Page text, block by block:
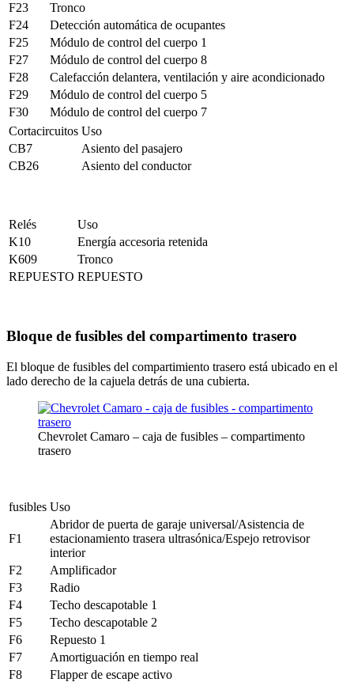
F23
Tronco
F24
Detección automática de ocupantes
F25
Módulo de control del cuerpo 1
F27
Módulo de control del cuerpo 8
F28
Calefacción delantera, ventilación y aire acondicionado
F29
Módulo de control del cuerpo 5
F30
Módulo de control del cuerpo 7
Cortacircuitos Uso
CB7
Asiento del pasajero
CB26
Asiento del conductor
Relés
Uso
K10
Energía accesoria retenida
K609
Tronco
REPUESTO REPUESTO
Bloque de fusibles del compartimento trasero
El bloque de fusibles del compartimiento trasero está ubicado en el
lado derecho de la cajuela detrás de una cubierta.
Chevrolet Camaro – caja de fusibles – compartimento
trasero
fusibles Uso
F1
Abridor de puerta de garaje universal/Asistencia de
estacionamiento trasera ultrasónica/Espejo retrovisor
interior
F2
Amplificador
F3
Radio
F4
Techo descapotable 1
F5
Techo descapotable 2
F6
Repuesto 1
F7
Amortiguación en tiempo real
F8
Flapper de escape activo